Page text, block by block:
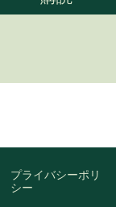
プライバシーポリ
シー